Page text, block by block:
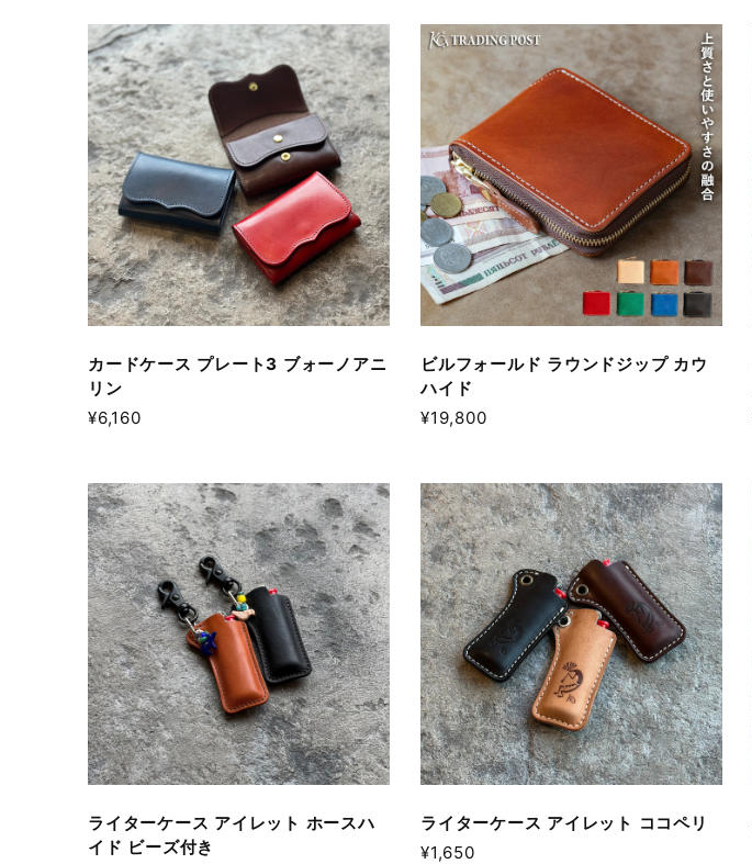
カードケース プレート3 ブォーノアニ
リン
¥6,160
ビルフォールド ラウンドジップ カウ
ハイド
¥19,800
ライターケース アイレット ホースハ
イド ビーズ付き
ライターケース アイレット ココペリ
¥1,650